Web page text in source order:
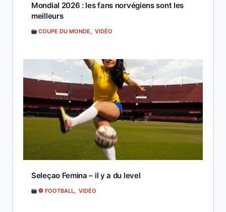
Mondial 2026 : les fans norvégiens sont les
meilleurs
COUPE DU MONDE, VIDÉO
Seleçao Femina – il y a du level
⚽ FOOTBALL, VIDÉO